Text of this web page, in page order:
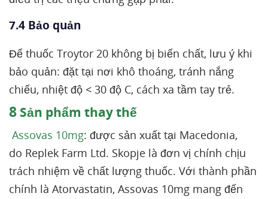
7.4 Bảo quản
Để thuốc Troytor 20 không bị biến chất, lưu ý khi
bảo quản: đặt tại nơi khô thoáng, tránh nắng
chiếu, nhiệt độ < 30 độ C, cách xa tầm tay trẻ.
8 Sản phẩm thay thế
Assovas 10mg: được sản xuất tại Macedonia,
do Replek Farm Ltd. Skopje là đơn vị chính chịu
trách nhiệm về chất lượng thuốc. Với thành phần
chính là Atorvastatin, Assovas 10mg mang đến